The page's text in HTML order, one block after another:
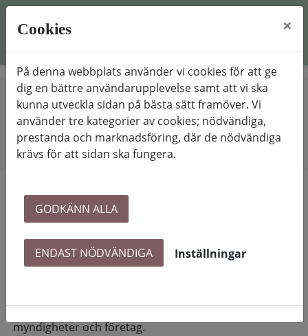
Hem
Hyresgästinformation
Adressändring till Skatteverket
Adressändring till Skatteverket
Skatteverket så att du får rätt folkbokföringsadress.
Klicka här
flytten. Skatteverket sprider din nya adress till många
myndigheter och företag.
Cookies ×
På denna webbplats använder vi cookies för att ge
dig en bättre användarupplevelse samt att vi ska
kunna utveckla sidan på bästa sätt framöver. Vi
använder tre kategorier av cookies; nödvändiga,
prestanda och marknadsföring, där de nödvändiga
krävs för att sidan ska fungera.
GODKÄNN ALLA
ENDAST NÖDVÄNDIGA Inställningar